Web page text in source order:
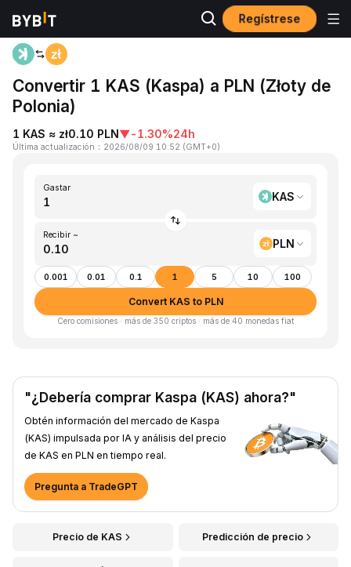
Regístrese
Inicio KAS to PLN
Convertir 1 KAS (Kaspa) a PLN (Złoty de
Polonia)
1 KAS ≈ zł0.10 PLN▼-1.30%24h
Última actualización ： 2026/08/09 10:52 (GMT+0)
Gastar
KAS
Recibir ~
PLN
0.001 0.01 0.1 1 5 10 100
Convert KAS to PLN
Cero comisiones · más de 350 criptos · más de 40 monedas fiat
"¿Debería comprar Kaspa (KAS) ahora?"
Obtén información del mercado de Kaspa
(KAS) impulsada por IA y análisis del precio
de KAS en PLN en tiempo real.
Pregunta a TradeGPT
Precio de KAS Predicción de precio